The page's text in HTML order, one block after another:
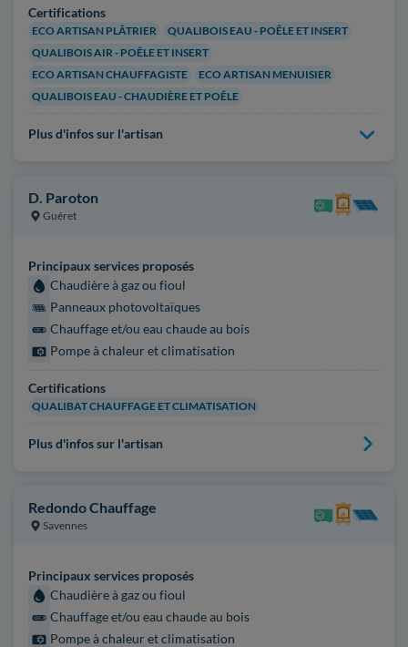
Certifications
ECO ARTISAN PLÂTRIER
QUALIBOIS EAU - POÊLE ET INSERT
QUALIBOIS AIR - POÊLE ET INSERT
ECO ARTISAN CHAUFFAGISTE
ECO ARTISAN MENUISIER
QUALIBOIS EAU - CHAUDIÈRE ET POÊLE
Plus d'infos sur l'artisan
D. Paroton
Guéret
Principaux services proposés
Chaudière à gaz ou fioul
Panneaux photovoltaïques
Chauffage et/ou eau chaude au bois
Pompe à chaleur et climatisation
Certifications
QUALIBAT CHAUFFAGE ET CLIMATISATION
Plus d'infos sur l'artisan
Redondo Chauffage
Savennes
Principaux services proposés
Chaudière à gaz ou fioul
Chauffage et/ou eau chaude au bois
Pompe à chaleur et climatisation